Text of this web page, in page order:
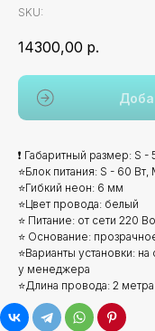
SKU:
14300,00 р.
❗ Габаритный размер:
⭐Блок питания: S - 60
⭐Гибкий неон: 6 мм
⭐Цвет провода: белый
⭐ Питание: от сети 220
⭐ Основание:
⭐Варианты установки:
у менеджера
⭐Длина провода: 2 метра